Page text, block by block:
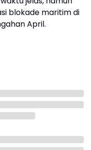
blokade maritim di
April.